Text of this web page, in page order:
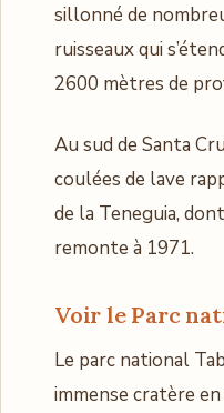
sillonné de
ruisseaux qui
2600 mètres de
Au sud de Santa
coulées de lave
de la Teneguia,
remonte à 1971.
Voir le Parc
Le parc national
immense cratère